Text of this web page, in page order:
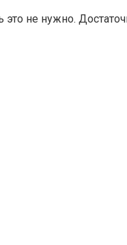
не нужно.